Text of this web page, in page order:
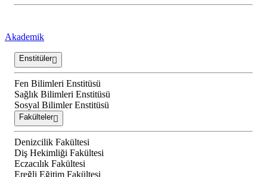
Akademik
Enstitüler
Fen Bilimleri Enstitüsü
Sağlık Bilimleri Enstitüsü
Sosyal Bilimler Enstitüsü
Fakülteler
Denizcilik Fakültesi
Diş Hekimliği Fakültesi
Eczacılık Fakültesi
Ereğli Eğitim Fakültesi